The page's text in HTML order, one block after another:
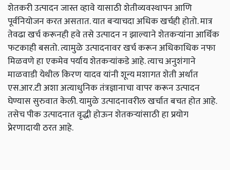
शेतकरी उत्पादन जास्त व्हावे यासाठी शेतीव्यवस्थापन आणि
पूर्वनियोजन करत असतात. यात बऱ्याचदा अधिक खर्चही होतो. मात्र
तेवढा खर्च करूनही हवे तसे उत्पादन न झाल्याने शेतकऱ्यांना आर्थिक
फटकाही बसतो. त्यामुळे उत्पादनावर खर्च करून अधिकाधिक नफा
मिळवणे हा एकमेव पर्याय शेतकऱ्यांकडे आहे. त्याच अनुशंगाने
माळवाडी येथील किरण यादव यांनी शून्य मशागत शेती अर्थात
एस.आर.टी अशा अत्याधुनिक तंत्रज्ञानाचा वापर करून उत्पादन
घेण्यास सुरुवात केली. यामुळे उत्पादनावरील खर्चात बचत होत आहे.
तसेच पीक उत्पादनात वृद्धी होऊन शेतकऱ्यांसाठी हा प्रयोग
प्रेरणादायी ठरत आहे.